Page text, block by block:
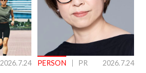
2026.7.24 PERSON PR 2026.7.24